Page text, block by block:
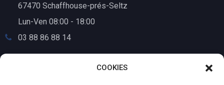
COOKIES
67470 Schaffhouse-prés-Seltz
Lun-Ven 08:00 - 18:00
03 88 86 88 14